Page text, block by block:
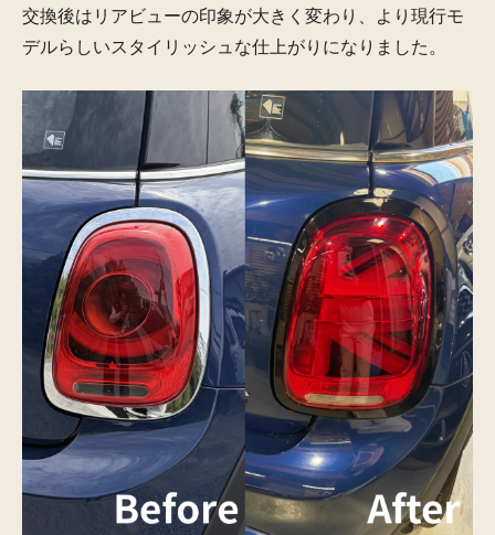
交換後はリアビューの印象が大きく変わり、より現行モ
デルらしいスタイリッシュな仕上がりになりました。